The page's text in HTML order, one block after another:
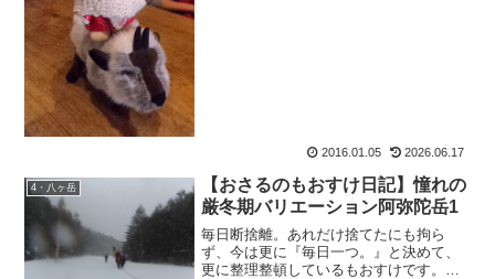
2016.01.05 2026.06.17
4・八ヶ岳
【おさるのもおすけ日記】憧れの
厳冬期バリエーション阿弥陀岳1
毎日断捨離。あれだけ捨てたにも拘ら
ず、今は更に『毎日一つ。』と決めて、
更に整理整頓しているもおすけです。皆